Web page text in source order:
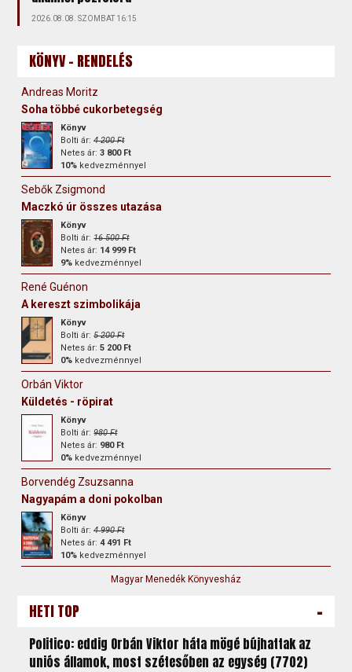
2026.08.08. SZOMBAT 16:15
KÖNYV - RENDELÉS
Andreas Moritz
Soha többé cukorbetegség
Könyv
Bolti ár:4 200 Ft
Netes ár:3 800 Ft
10% kedvezménnyel
Sebők Zsigmond
Maczkó úr összes utazása
Könyv
Bolti ár:16 500 Ft
Netes ár: 14 999 Ft
9% kedvezménnyel
René Guénon
A kereszt szimbolikája
Könyv
Bolti ár:5 200 Ft
Netes ár:5 200 Ft
0% kedvezménnyel
Orbán Viktor
Küldetés - röpirat
Könyv
Bolti ár:980 Ft
Netes ár: 980 Ft
0% kedvezménnyel
Borvendég Zsuzsanna
Nagyapám a doni pokolban
Könyv
Bolti ár:4 990 Ft
Netes ár:4 491 Ft
10% kedvezménnyel
Magyar Menedék Könyvesház
HETI TOP -
Politico: eddig Orbán Viktor háta mögé bújhattak az
uniós államok, most szétesőben az egység (7702)